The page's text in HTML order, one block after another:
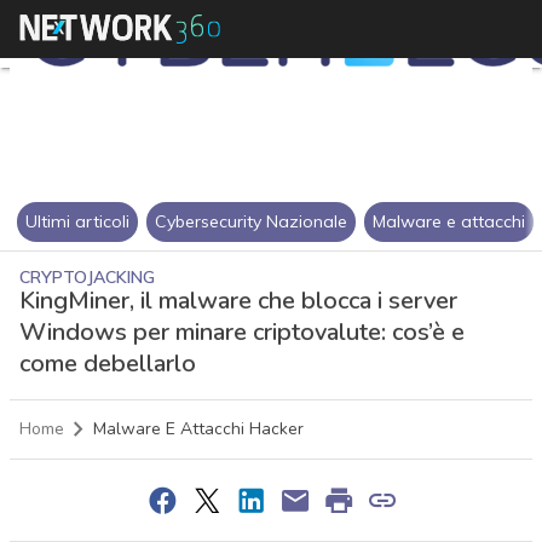
Ultimi articoli Cybersecurity Nazionale Malware e attacchi
CRYPTOJACKING
KingMiner, il malware che blocca i server
Windows per minare criptovalute: cos’è e
come debellarlo
Home Malware E Attacchi Hacker